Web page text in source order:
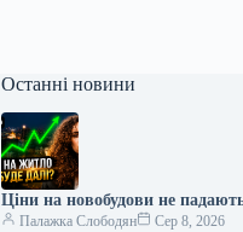
Останні новини
Ціни на новобудови не
Палажка Слободян
Сер 8, 2026